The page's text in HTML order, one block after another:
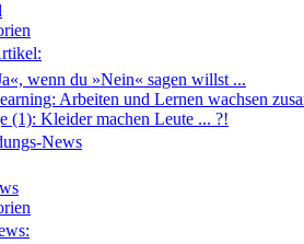
wenn du »Nein« sagen willst ...
Arbeiten und Lernen wachsen
(1): Kleider machen Leute ... ?!
News